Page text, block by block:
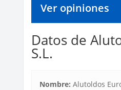
Ver opiniones
Datos de
S.L.
Nombre: Alutoldos